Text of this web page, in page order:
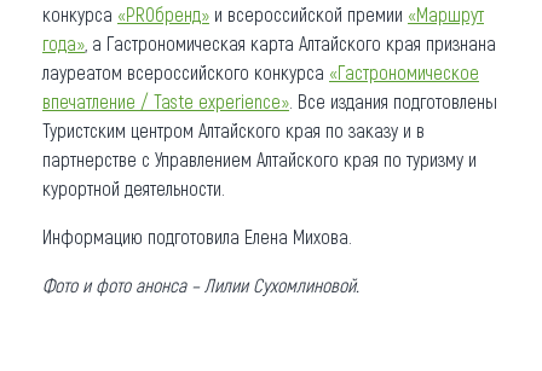
конкурса «PROбренд» и всероссийской премии «Маршрут
года» , а Гастрономическая карта Алтайского края признана
лауреатом всероссийского конкурса «Гастрономическое
впечатление / Taste experience» . Все издания подготовлены
Туристским центром Алтайского края по заказу и в
партнерстве с Управлением Алтайского края по туризму и
курортной деятельности.
Информацию подготовила Елена Михова.
Фото и фото анонса – Лилии Сухомлиновой.